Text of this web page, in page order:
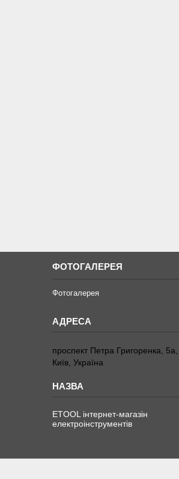
ФОТОГАЛЕРЕЯ
Фотогалерея
проспект Петра Григоренка, 5а,
Київ, Україна
ETOOL інтернет-магазін
електроінструментів